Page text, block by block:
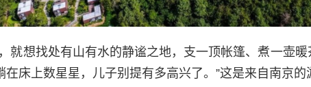
就想找处有山有水的静谧之地，支一顶帐篷、煮一壶
床上数星星，儿子别提有多高兴了。”这是来自南京的